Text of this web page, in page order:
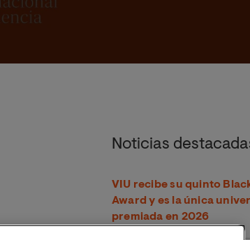
Noticias
VIU recibe su quinto
Award y es la única
premiada en 2026